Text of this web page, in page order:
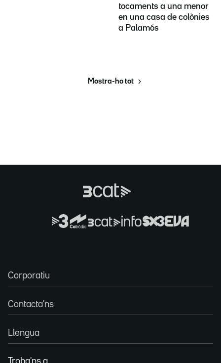
tocaments a una menor
en una casa de colònies
a Palamós
Mostra-ho tot
Corporatiu
Contacta'ns
Llengua
Troba'ns a